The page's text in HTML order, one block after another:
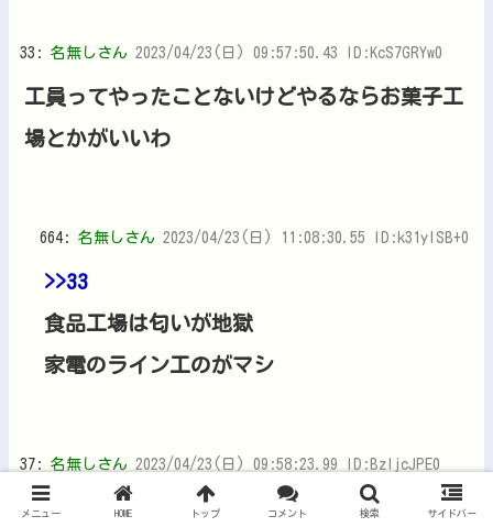
33: 名無しさん 2023/04/23(日) 09:57:50.43 ID:KcS7GRYw0
工員ってやったことないけどやるならお菓子工
場とかがいいわ
664: 名無しさん 2023/04/23(日) 11:08:30.55 ID:k31yISB+0
>>33
食品工場は匂いが地獄
家電のライン工のがマシ
37: 名無しさん 2023/04/23(日) 09:58:23.99 ID:BzIjcJPE0
当たり前
メニュー HOME トップ コメント 検索 サイドバー